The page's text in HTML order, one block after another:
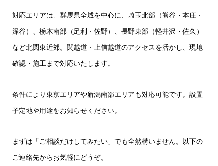
対応エリアは、群馬県全域を中心に、埼玉北部（熊谷・本庄・
深谷）、栃木南部（足利・佐野）、長野東部（軽井沢・佐久）
など北関東近郊。関越道・上信越道のアクセスを活かし、現地
確認・施工まで対応いたします。
条件により東京エリアや新潟南部エリアも対応可能です。設置
予定地や用途をお知らせください。
まずは「ご相談だけしてみたい」でも全然構いません。以下の
ご連絡先からお気軽にどうぞ。